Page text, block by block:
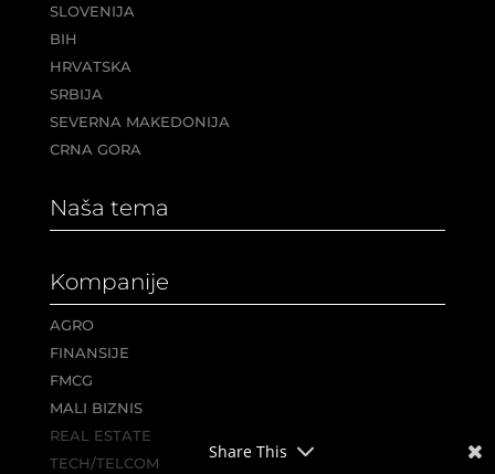
SLOVENIJA
BIH
HRVATSKA
SRBIJA
SEVERNA MAKEDONIJA
CRNA GORA
Naša tema
Kompanije
AGRO
FINANSIJE
FMCG
MALI BIZNIS
REAL ESTATE
TECH/TELCOM
Share This